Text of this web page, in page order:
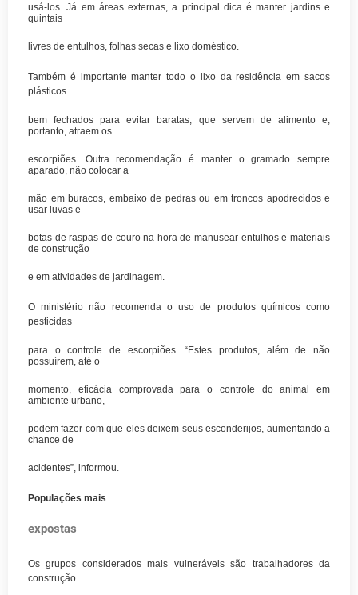
usá-los. Já em áreas externas, a principal dica é manter jardins e
quintais
livres de entulhos, folhas secas e lixo doméstico.
Também é importante manter todo o lixo da residência em sacos
plásticos
bem fechados para evitar baratas, que servem de alimento e,
portanto, atraem os
escorpiões. Outra recomendação é manter o gramado sempre
aparado, não colocar a
mão em buracos, embaixo de pedras ou em troncos apodrecidos e
usar luvas e
botas de raspas de couro na hora de manusear entulhos e materiais
de construção
e em atividades de jardinagem.
O ministério não recomenda o uso de produtos químicos como
pesticidas
para o controle de escorpiões. “Estes produtos, além de não
possuírem, até o
momento, eficácia comprovada para o controle do animal em
ambiente urbano,
podem fazer com que eles deixem seus esconderijos, aumentando a
chance de
acidentes”, informou.
Populações mais
expostas
Os grupos considerados mais vulneráveis são trabalhadores da
construção